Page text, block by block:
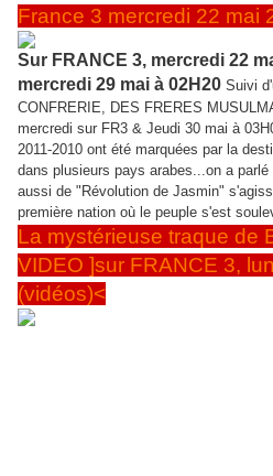
France 3 mercredi 22 mai
Sur FRANCE 3, mercredi 22
mercredi 29 mai à 02H20 Suivi
CONFRERIE, DES FRERES
mercredi sur FR3 & Jeudi 30 mai à
2011-2010 ont été marquées par la
dans plusieurs pays arabes...on a
aussi de "Révolution de Jasmin"
première nation où le peuple s'est
La mystérieuse traque de
VIDEO ]sur FRANCE 3,
(vidéos)<